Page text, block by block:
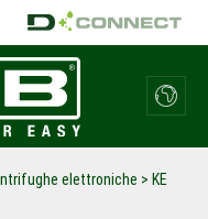
elettroniche > KE